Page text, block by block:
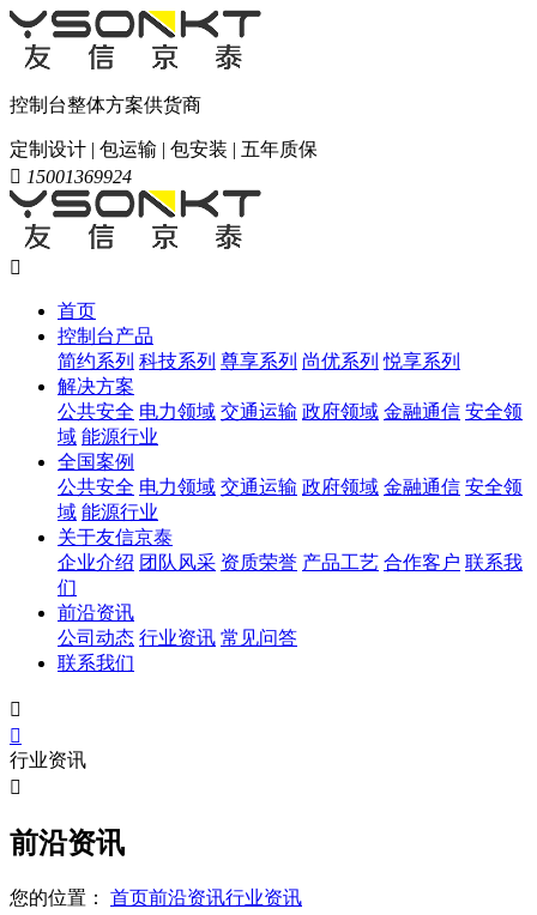
控制台整体方案供货商
定制设计 | 包运输 | 包安装 | 五年质保
 15001369924

首页
控制台产品
简约系列 科技系列 尊享系列 尚优系列 悦享系列
解决方案
公共安全 电力领域 交通运输 政府领域 金融通信 安全领
域 能源行业
全国案例
公共安全 电力领域 交通运输 政府领域 金融通信 安全领
域 能源行业
关于友信京泰
企业介绍 团队风采 资质荣誉 产品工艺 合作客户 联系我
们
前沿资讯
公司动态 行业资讯 常见问答
联系我们


行业资讯

前沿资讯
您的位置： 首页前沿资讯行业资讯